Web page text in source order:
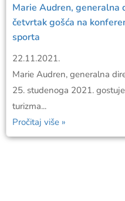
Marie Audren, generalna
četvrtak gošća na
sporta
22.11.2021.
Marie Audren, generalna
25. studenoga 2021.
turizma...
Pročitaj više »